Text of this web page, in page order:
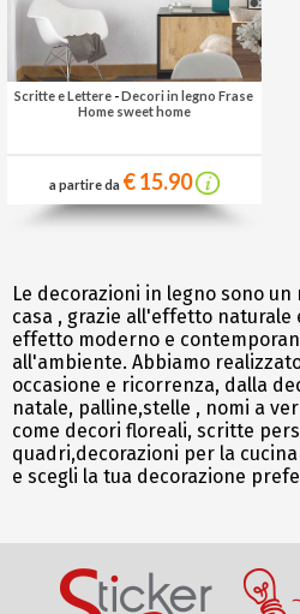
Le decorazioni in legno sono
casa , grazie all'effetto
effetto moderno e
all'ambiente. Abbiamo
occasione e ricorrenza, dalla
natale, palline,stelle , nomi a
come decori floreali, scritte
quadri,decorazioni per la
e scegli la tua decorazione
Scritte e Lettere -Decori in legno Frase
Home sweet home
a partire da € 15.90